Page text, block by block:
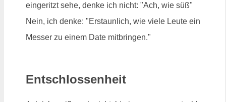
eingeritzt sehe, denke ich nicht: "Ach, wie süß"
Nein, ich denke: "Erstaunlich, wie viele Leute ein
Messer zu einem Date mitbringen."
Entschlossenheit